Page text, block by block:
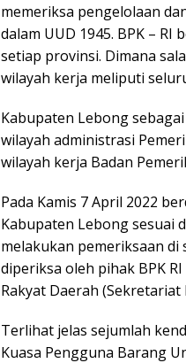
memeriksa pengelolaan
dalam UUD 1945. BPK –
setiap provinsi. Dimana
wilayah kerja meliputi
Kabupaten Lebong
wilayah administrasi
wilayah kerja Badan
Pada Kamis 7 April 2022
Kabupaten Lebong sesuai
melakukan pemeriksaan di
diperiksa oleh pihak BPK
Rakyat Daerah
Terlihat jelas sejumlah
Kuasa Pengguna Barang